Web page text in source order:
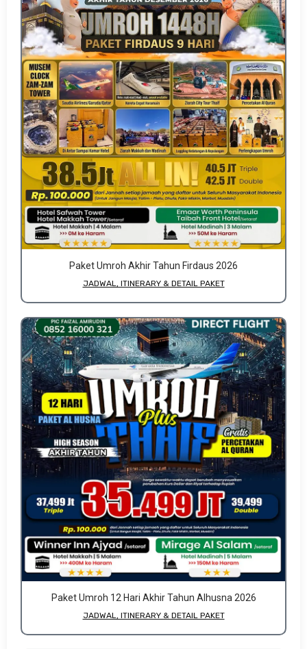
Paket Umroh Akhir Tahun Firdaus 2026
JADWAL, ITINERARY & DETAIL PAKET
Paket Umroh 12 Hari Akhir Tahun Alhusna 2026
JADWAL, ITINERARY & DETAIL PAKET